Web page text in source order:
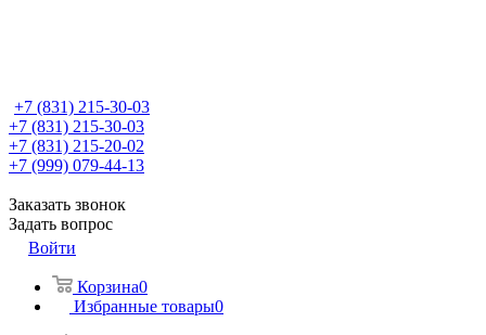
+7 (831) 215-30-03
+7 (831) 215-30-03
+7 (831) 215-20-02
+7 (999) 079-44-13
Заказать звонок
Задать вопрос
Войти
Корзина0
Избранные товары0